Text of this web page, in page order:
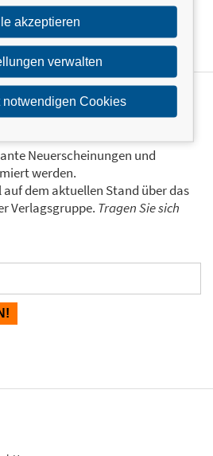
Neuerscheinungen und
werden.
auf dem aktuellen Stand über das
Verlagsgruppe. Tragen Sie sich
akzeptieren
verwalten
notwendigen Cookies